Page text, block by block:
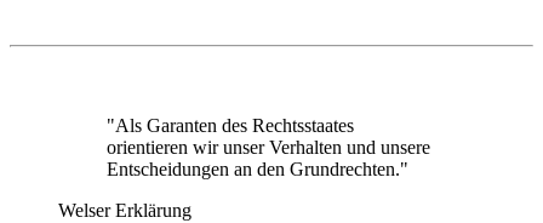
"Als Garanten des Rechtsstaates
orientieren wir unser Verhalten und unsere
Entscheidungen an den Grundrechten."
Welser Erklärung